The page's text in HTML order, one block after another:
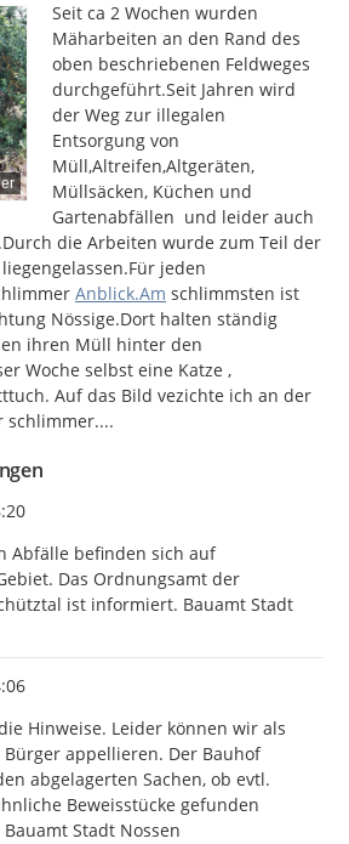
Seit ca 2 Wochen wurden
Mäharbeiten an den Rand des
oben beschriebenen Feldweges
durchgeführt.Seit Jahren wird
der Weg zur illegalen
Entsorgung von
Müll,Altreifen,Altgeräten,
Müllsäcken, Küchen und
Gartenabfällen  und leider auch
die Arbeiten wurde zum Teil der
jeden
http://
Anblick.Am schlimmsten ist
Nössige.Dort halten ständig
ihren Müll hinter den
Woche selbst eine Katze ,
Auf das Bild vezichte ich an der
schlimmer....
Abfälle befinden sich auf
Das Ordnungsamt der
ist informiert. Bauamt Stadt
Hinweise. Leider können wir als
appellieren. Der Bauhof
abgelagerten Sachen, ob evtl.
Beweisstücke gefunden
Stadt Nossen